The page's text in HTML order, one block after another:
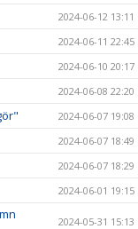
2024-06-12 13:11
2024-06-11 22:45
2024-06-10 20:17
2024-06-08 22:20
2024-06-07 19:08
2024-06-07 18:49
2024-06-07 18:29
2024-06-01 19:15
2024-05-31 15:13